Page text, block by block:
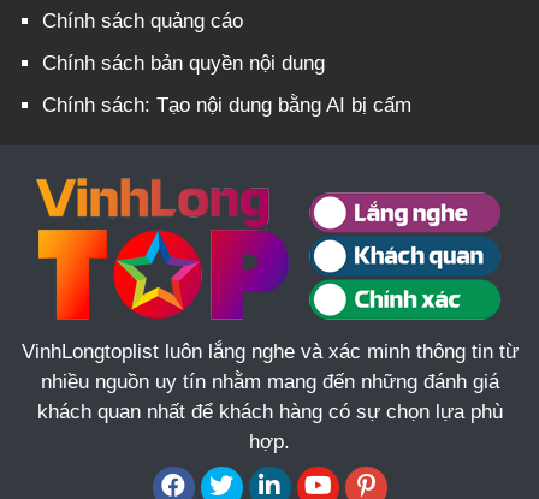
Chính sách quảng cáo
Chính sách bản quyền nội dung
Chính sách: Tạo nội dung bằng AI bị cấm
VinhLongtoplist luôn lắng nghe và xác minh thông tin từ
nhiều nguồn uy tín nhằm mang đến những đánh giá
khách quan nhất để khách hàng có sự chọn lựa phù
hợp.